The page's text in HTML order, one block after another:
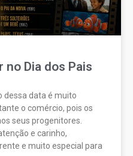
no Dia dos Pais
dessa data é muito
o comércio, pois os
seus progenitores.
e carinho,
e muito especial para